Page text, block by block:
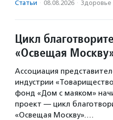
Статьи · 08.08.2026 · Здоровье
Цикл
«Освещая
Ассоциация
индустрии
фонд «Дом с маяком»
проект — цикл
«Освещая Москву».…